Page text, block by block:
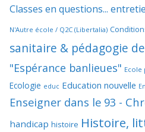
Classes en questions...
N'Autre école / Q2C (Libertalia)
sanitaire & pédagogie
"Espérance banlieues"
Ecologie educ Education nouvelle
Enseigner dans le 93 -
handicap histoire Histoire,